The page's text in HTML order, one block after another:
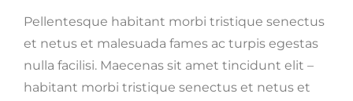
Pellentesque habitant morbi tristique senectus
et netus et malesuada fames ac turpis egestas
nulla facilisi. Maecenas sit amet tincidunt elit –
habitant morbi tristique senectus et netus et